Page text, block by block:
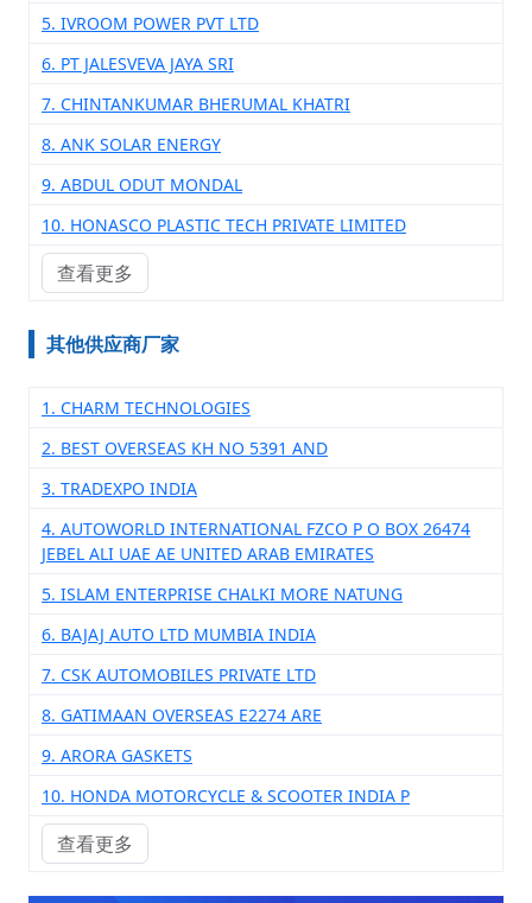
5. IVROOM POWER PVT LTD
6. PT JALESVEVA JAYA SRI
7. CHINTANKUMAR BHERUMAL KHATRI
8. ANK SOLAR ENERGY
9. ABDUL ODUT MONDAL
10. HONASCO PLASTIC TECH PRIVATE LIMITED
查看更多
其他供应商厂家
1. CHARM TECHNOLOGIES
2. BEST OVERSEAS KH NO 5391 AND
3. TRADEXPO INDIA
4. AUTOWORLD INTERNATIONAL FZCO P O BOX 26474
JEBEL ALI UAE AE UNITED ARAB EMIRATES
5. ISLAM ENTERPRISE CHALKI MORE NATUNG
6. BAJAJ AUTO LTD MUMBIA INDIA
7. CSK AUTOMOBILES PRIVATE LTD
8. GATIMAAN OVERSEAS E2274 ARE
9. ARORA GASKETS
10. HONDA MOTORCYCLE & SCOOTER INDIA P
查看更多